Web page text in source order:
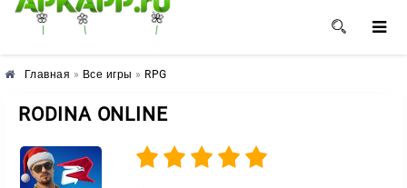
🌸 🌼 🌺
Главная » Все игры » RPG
RODINA ONLINE